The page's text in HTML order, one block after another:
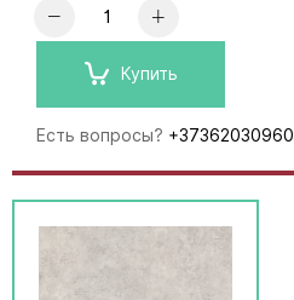
Купить
Есть вопросы? +37362030960